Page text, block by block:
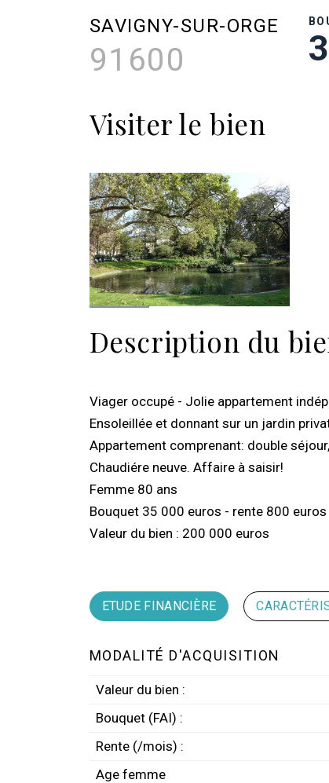
SAVIGNY-SUR-ORGE
91600
Visiter le bien
Description du
Viager occupé - Jolie appartement
Ensoleillée et donnant sur un jardin
Appartement comprenant: double
Chaudiére neuve. Affaire à saisir!
Femme 80 ans
Bouquet 35 000 euros - rente 800 euros
Valeur du bien : 200 000 euros
ETUDE FINANCIÈRE
MODALITÉ D'ACQUISITION
Valeur du bien :
Bouquet (FAI) :
Rente (/mois) :
Age femme